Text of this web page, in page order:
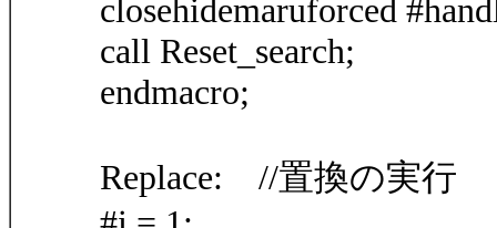
closehidemaruforced
call Reset_search;
endmacro;
Replace: //置換の実行